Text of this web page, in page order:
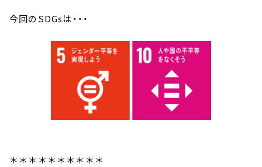
今回のSDGsは・・・
＊＊＊＊＊＊＊＊＊＊